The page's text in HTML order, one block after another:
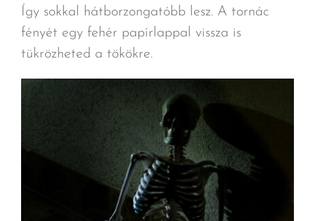
Így sokkal hátborzongatóbb lesz. A tornác
fényét egy fehér papírlappal vissza is
tükrözheted a tökökre.